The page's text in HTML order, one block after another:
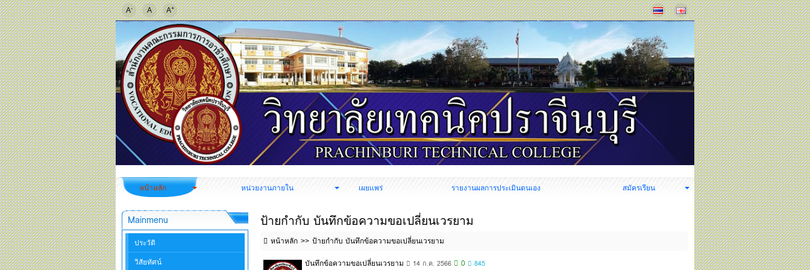
A- A A+
หน้าหลัก หน่วยงานภายใน เผยแพร่ รายงานผลการประเมินตนเอง สมัครเรียน
ป้ายกำกับ บันทึกข้อความขอเปลี่ยนเวรยาม
หน้าหลัก
ป้ายกำกับ บันทึกข้อความขอเปลี่ยนเวรยาม
บันทึกข้อความขอเปลี่ยนเวรยาม
14 ก.ค. 2566 0 845
Mainmenu
ประวัติ
วิสัยทัศน์